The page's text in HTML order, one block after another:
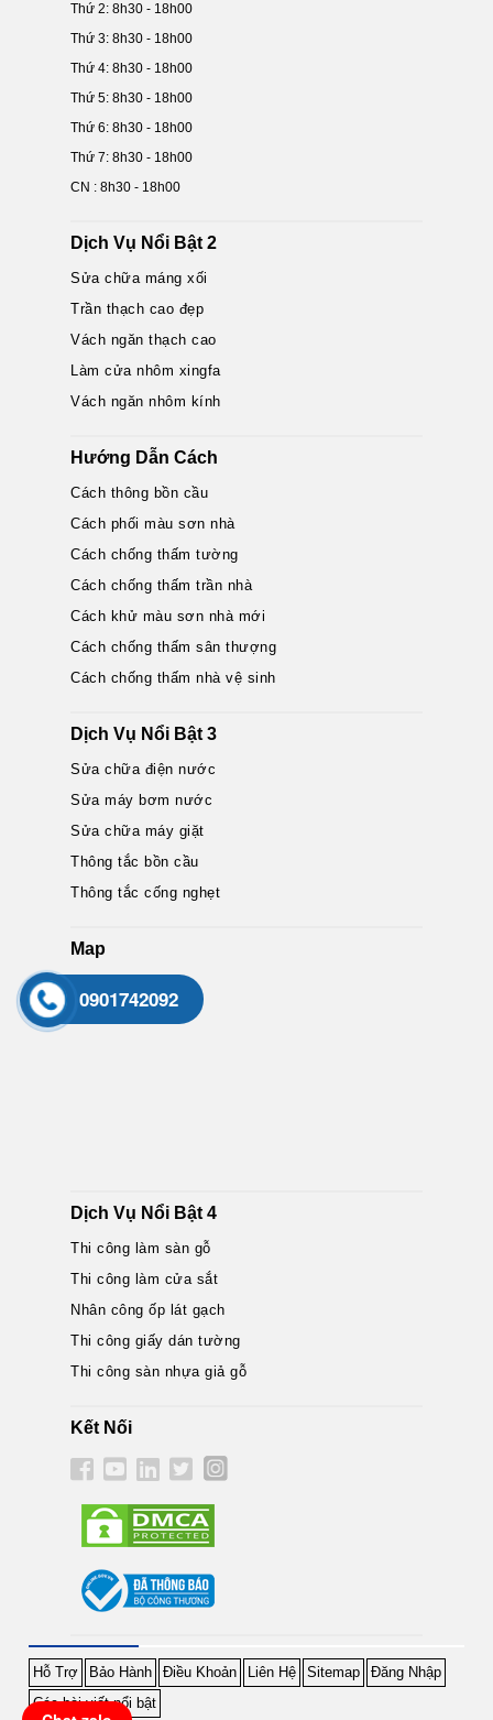
Thứ 2: 8h30 - 18h00
Thứ 3: 8h30 - 18h00
Thứ 4: 8h30 - 18h00
Thứ 5: 8h30 - 18h00
Thứ 6: 8h30 - 18h00
Thứ 7: 8h30 - 18h00
CN : 8h30 - 18h00
Dịch Vụ Nổi Bật 2
Sửa chữa máng xối
Trần thạch cao đẹp
Vách ngăn thạch cao
Làm cửa nhôm xingfa
Vách ngăn nhôm kính
Hướng Dẫn Cách
Cách thông bồn cầu
Cách phối màu sơn nhà
Cách chống thấm tường
Cách chống thấm trần nhà
Cách khử màu sơn nhà mới
Cách chống thấm sân thượng
Cách chống thấm nhà vệ sinh
Dịch Vụ Nổi Bật 3
Sửa chữa điện nước
Sửa máy bơm nước
Sửa chữa máy giặt
Thông tắc bồn cầu
Thông tắc cống nghẹt
Map
Dịch Vụ Nổi Bật 4
Thi công làm sàn gỗ
Thi công làm cửa sắt
Nhân công ốp lát gạch
Thi công giấy dán tường
Thi công sàn nhựa giả gỗ
Kết Nối
Hỗ Trợ Bảo Hành Điều Khoản Liên Hệ Sitemap
Đăng Nhập
Các bài viết nổi bật
0901742092